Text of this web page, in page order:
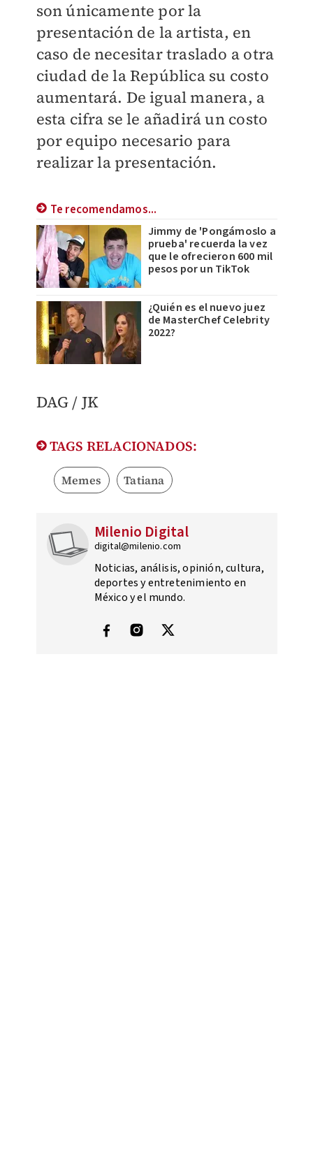
son únicamente por la
presentación de la artista, en
caso de necesitar traslado a otra
ciudad de la República su costo
aumentará. De igual manera, a
esta cifra se le añadirá un costo
por equipo necesario para
realizar la presentación.
Te recomendamos...
Jimmy de 'Pongámoslo a
prueba' recuerda la vez
que le ofrecieron 600 mil
pesos por un TikTok
¿Quién es el nuevo juez
de MasterChef Celebrity
2022?
DAG / JK
TAGS RELACIONADOS:
Memes Tatiana
Milenio Digital
digital@milenio.com
Noticias, análisis, opinión, cultura,
deportes y entretenimiento en
México y el mundo.